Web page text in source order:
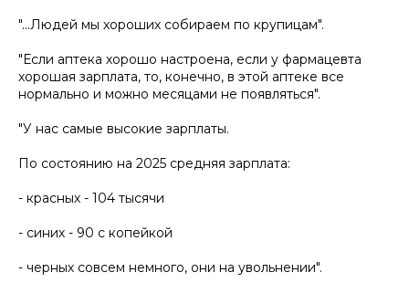
"...Людей мы хороших собираем по крупицам".
"Если аптека хорошо настроена, если у фармацевта
хорошая зарплата, то, конечно, в этой аптеке все
нормально и можно месяцами не появляться".
"У нас самые высокие зарплаты.
По состоянию на 2025 средняя зарплата:
- красных - 104 тысячи
- синих - 90 с копейкой
- черных совсем немного, они на увольнении".